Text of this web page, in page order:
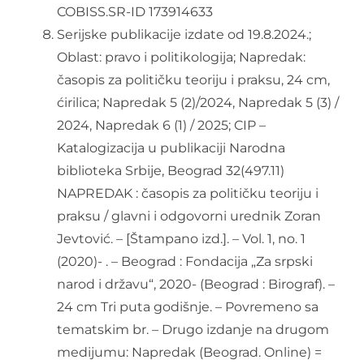
COBISS.SR-ID 173914633
Serijske publikacije izdate od 19.8.2024.;
Oblast: pravo i politikologija; Napredak:
časopis za političku teoriju i praksu, 24 cm,
ćirilica; Napredak 5 (2)/2024, Napredak 5 (3) /
2024, Napredak 6 (1) / 2025; CIP –
Katalogizacija u publikaciji Narodna
biblioteka Srbije, Beograd 32(497.11)
NAPREDAK : časopis za političku teoriju i
praksu / glavni i odgovorni urednik Zoran
Jevtović. – [Štampano izd.]. – Vol. 1, no. 1
(2020)- . – Beograd : Fondacija „Za srpski
narod i državu“, 2020- (Beograd : Birograf). –
24 cm Tri puta godišnje. – Povremeno sa
tematskim br. – Drugo izdanje na drugom
medijumu: Napredak (Beograd. Online) =